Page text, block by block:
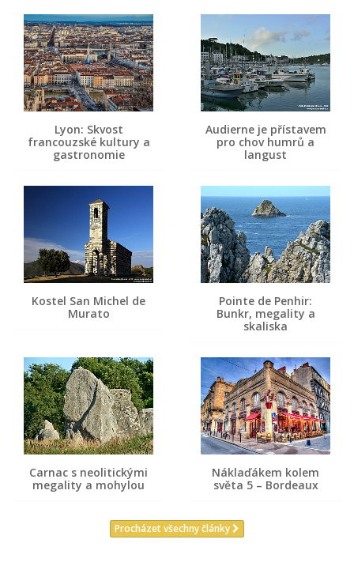
Lyon: Skvost
francouzské kultury a
gastronomie
Audierne je přístavem
pro chov humrů a
langust
Kostel San Michel de
Murato
Pointe de Penhir:
Bunkr, megality a
skaliska
Carnac s neolitickými
megality a mohylou
Náklaďákem kolem
světa 5 – Bordeaux
Procházet všechny články